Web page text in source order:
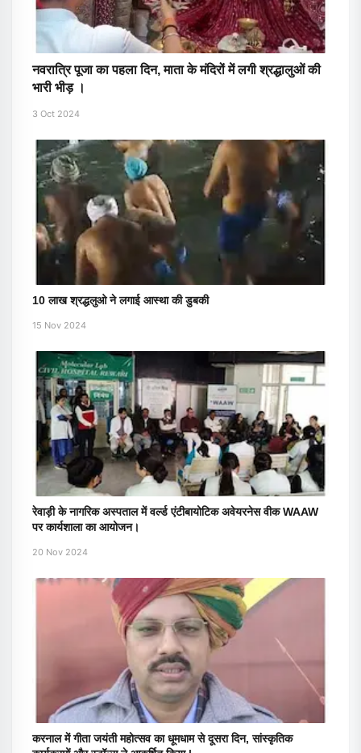
नवरात्रि पूजा का पहला दिन, माता के मंदिरों में लगी श्रद्धालुओं की
भारी भीड़ ।
3 Oct 2024
10 लाख श्रद्धलुओ ने लगाई आस्था की डुबकी
15 Nov 2024
रेवाड़ी के नागरिक अस्पताल में वर्ल्ड एंटीबायोटिक अवेयरनेस वीक WAAW
पर कार्यशाला का आयोजन।
20 Nov 2024
करनाल में गीता जयंती महोत्सव का धूमधाम से दूसरा दिन, सांस्कृतिक